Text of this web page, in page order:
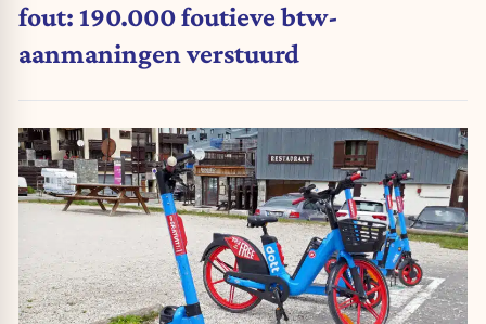
fout: 190.000 foutieve btw-
aanmaningen verstuurd